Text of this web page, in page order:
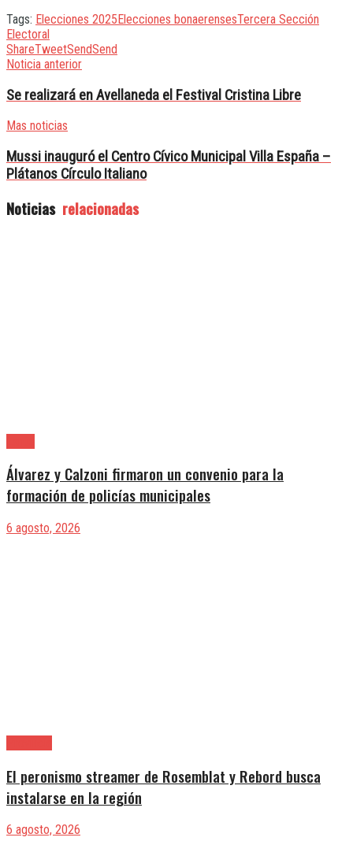
Tags: Elecciones 2025Elecciones bonaerensesTercera Sección
Electoral
ShareTweetSendSend
Noticia anterior
Se realizará en Avellaneda el Festival Cristina Libre
Mas noticias
Mussi inauguró el Centro Cívico Municipal Villa España –
Plátanos Círculo Italiano
Noticias relacionadas
Álvarez y Calzoni firmaron un convenio para la
formación de policías municipales
6 agosto, 2026
El peronismo streamer de Rosemblat y Rebord busca
instalarse en la región
6 agosto, 2026